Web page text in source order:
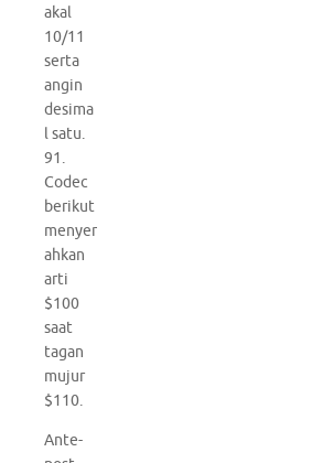
akal
10/11
serta
angin
desima
l satu.
91.
Codec
berikut
menyer
ahkan
arti
$100
saat
tagan
mujur
$110.
Ante-